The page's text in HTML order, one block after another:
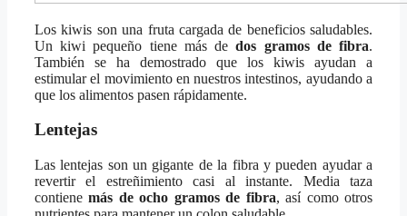
Los kiwis son una fruta cargada de beneficios saludables.
Un kiwi pequeño tiene más dedos gramos de fibra.
También se ha demostrado que los kiwis ayudan a
estimular el movimiento en nuestros intestinos, ayudando a
que los alimentos pasen rápidamente.
Lentejas
Las lentejas son un gigante de la fibra y pueden ayudar a
revertir el estreñimiento casi al instante. Media taza
contienemás de ocho gramos de fibra, así como otros